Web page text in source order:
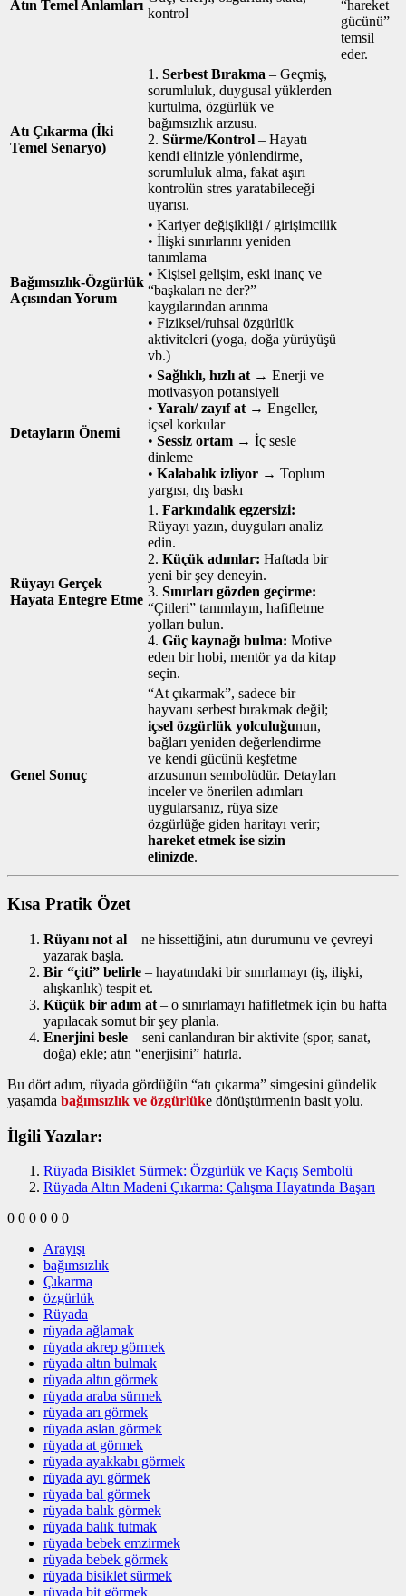
Atın Temel Anlamları
kontrol
“hareket
gücünü”
temsil
eder.
Atı Çıkarma (İki
Temel Senaryo)
1. Serbest Bırakma – Geçmiş,
sorumluluk, duygusal yüklerden
kurtulma, özgürlük ve
bağımsızlık arzusu.
2. Sürme/Kontrol – Hayatı
kendi elinizle yönlendirme,
sorumluluk alma, fakat aşırı
kontrolün stres yaratabileceği
uyarısı.
Bağımsızlık‑Özgürlük
Açısından Yorum
• Kariyer değişikliği / girişimcilik
• İlişki sınırlarını yeniden
tanımlama
• Kişisel gelişim, eski inanç ve
“başkaları ne der?”
kaygılarından arınma
• Fiziksel/ruhsal özgürlük
aktiviteleri (yoga, doğa yürüyüşü
vb.)
Detayların Önemi
• Sağlıklı, hızlı at → Enerji ve
motivasyon potansiyeli
• Yaralı/ zayıf at → Engeller,
içsel korkular
• Sessiz ortam → İç sesle
dinleme
• Kalabalık izliyor → Toplum
yargısı, dış baskı
Rüyayı Gerçek
Hayata Entegre Etme
1. Farkındalık egzersizi:
Rüyayı yazın, duyguları analiz
edin.
2. Küçük adımlar: Haftada bir
yeni bir şey deneyin.
3. Sınırları gözden geçirme:
“Çitleri” tanımlayın, hafifletme
yolları bulun.
4. Güç kaynağı bulma: Motive
eden bir hobi, mentör ya da kitap
seçin.
Genel Sonuç
“At çıkarmak”, sadece bir
hayvanı serbest bırakmak değil;
içsel özgürlük yolculuğunun,
bağları yeniden değerlendirme
ve kendi gücünü keşfetme
arzusunun sembolüdür. Detayları
inceler ve önerilen adımları
uygularsanız, rüya size
özgürlüğe giden haritayı verir;
hareket etmek ise sizin
elinizde.
Kısa Pratik Özet
Rüyanı not al – ne hissettiğini, atın durumunu ve çevreyi
yazarak başla.
Bir “çiti” belirle – hayatındaki bir sınırlamayı (iş, ilişki,
alışkanlık) tespit et.
Küçük bir adım at – o sınırlamayı hafifletmek için bu hafta
yapılacak somut bir şey planla.
Enerjini besle – seni canlandıran bir aktivite (spor, sanat,
doğa) ekle; atın “enerjisini” hatırla.
Bu dört adım, rüyada gördüğün “atı çıkarma” simgesini gündelik
yaşamda bağımsızlık ve özgürlüke dönüştürmenin basit yolu.
İlgili Yazılar:
Rüyada Bisiklet Sürmek: Özgürlük ve Kaçış Sembolü
Rüyada Altın Madeni Çıkarma: Çalışma Hayatında Başarı
0 0 0 0 0 0
Arayışı
bağımsızlık
Çıkarma
özgürlük
Rüyada
rüyada ağlamak
rüyada akrep görmek
rüyada altın bulmak
rüyada altın görmek
rüyada araba sürmek
rüyada arı görmek
rüyada aslan görmek
rüyada at görmek
rüyada ayakkabı görmek
rüyada ayı görmek
rüyada bal görmek
rüyada balık görmek
rüyada balık tutmak
rüyada bebek emzirmek
rüyada bebek görmek
rüyada bisiklet sürmek
rüyada bit görmek